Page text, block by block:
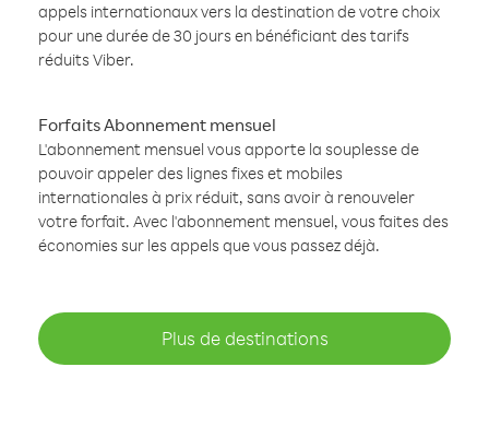
appels internationaux vers la destination de votre choix
pour une durée de 30 jours en bénéficiant des tarifs
réduits Viber.
Forfaits Abonnement mensuel
L'abonnement mensuel vous apporte la souplesse de
pouvoir appeler des lignes fixes et mobiles
internationales à prix réduit, sans avoir à renouveler
votre forfait. Avec l'abonnement mensuel, vous faites des
économies sur les appels que vous passez déjà.
Plus de destinations